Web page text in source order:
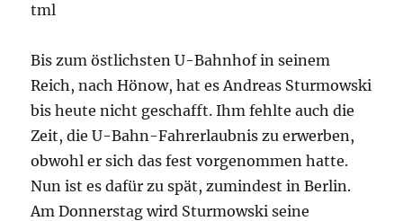
tml
Bis zum östlichsten U-Bahnhof in seinem
Reich, nach Hönow, hat es Andreas Sturmowski
bis heute nicht geschafft. Ihm fehlte auch die
Zeit, die U-Bahn-Fahrerlaubnis zu erwerben,
obwohl er sich das fest vorgenommen hatte.
Nun ist es dafür zu spät, zumindest in Berlin.
Am Donnerstag wird Sturmowski seine